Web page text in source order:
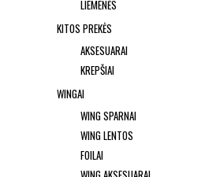
LIEMENĖS
KITOS PREKĖS
AKSESUARAI
KREPŠIAI
WINGAI
WING SPARNAI
WING LENTOS
FOILAI